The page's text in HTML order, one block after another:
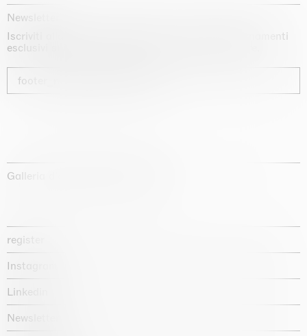
Newsletter
Iscriviti alla nostra newsletter per ricevere aggiornamenti
esclusivi sui nostri artisti, sulle mostre e sulle fiere.
footer_newsletter_subscribe
Galleria d'arte fondata nel 1987
register
Instagram
Linkedin
Newsletter